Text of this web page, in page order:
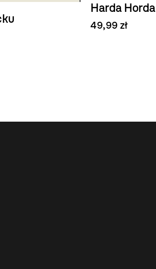
Harda Horda
49,99 zł